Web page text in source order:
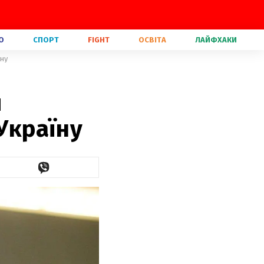
СПОРТ FIGHT ОСВІТА ЛАЙФХАКИ